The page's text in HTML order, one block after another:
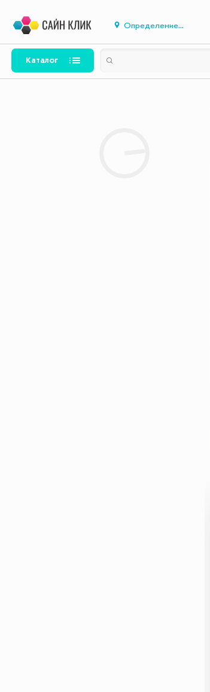
Определение...
Каталог